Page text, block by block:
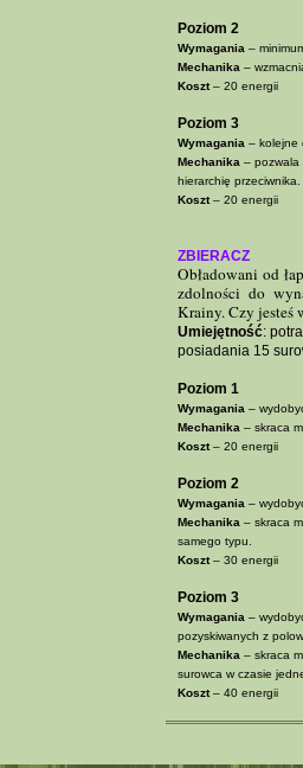
Poziom 2
Wymagania –
Mechanika –
Koszt– 20 energii
Poziom 3
Wymagania – kolejne
Mechanika – pozwala
hierarchię przeciwnika.
Koszt– 20 energii
ZBIERACZ
Obładowani od
zdolności do
Krainy. Czy jesteś
Umiejętność:
posiadania 15
Poziom 1
Wymagania –
Mechanika – skraca
Koszt– 20 energii
Poziom 2
Wymagania –
Mechanika – skraca
samego typu.
Koszt– 30 energii
Poziom 3
Wymagania –
pozyskiwanych z
Mechanika – skraca
surowca w czasie
Koszt– 40 energii